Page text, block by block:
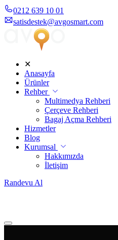
0212 639 10 01
satisdestek@avgosmart.com
✕
Anasayfa
Ürünler
Rehber
Multimedya Rehberi
Çerçeve Rehberi
Bagaj Açma Rehberi
Hizmetler
Blog
Kurumsal
Hakkımızda
İletişim
Randevu Al